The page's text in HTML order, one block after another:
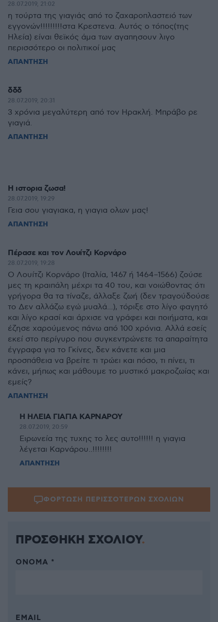
28.07.2019, 21:02
η τούρτα της γιαγιάς από το ζαχαροπλαστειό των
εγγονών!!!!!!!!!στα Κρεστενα. Αυτός ο τόπος(της
Ηλεία) είναι θεϊκός άμα των αγαπησουν λιγο
περισσότερο οι πολιτικοί μας
ΑΠΑΝΤΗΣΗ
δδδ
28.07.2019, 20:31
3 χρόνια μεγαλύτερη από τον Ηρακλή. Μπράβο ρε
γιαγιά.
ΑΠΑΝΤΗΣΗ
Η ιστορια ζωσα!
28.07.2019, 19:29
Γεια σου γιαγιακα, η γιαγια ολων μας!
ΑΠΑΝΤΗΣΗ
Πέρασε και τον Λουίτζι Κορνάρο
28.07.2019, 19:28
Ο Λουίτζι Κορνάρο (Ιταλία, 1467 ή 1464–1566) ζούσε
μες τη κραιπάλη μέχρι τα 40 του, και νοιώθοντας ότι
γρήγορα θα τα τίναζε, άλλαξε ζωή (δεν τραγούδούσε
το Δεν αλλάζω εγώ μυαλά...), τόριξε στο λίγο φαγητό
και λίγο κρασί και άρχισε να γράφει και ποιήματα, και
έζησε χαρούμενος πάνω από 100 χρόνια. Αλλά εσείς
εκεί στο περίγυρο που συγκεντρώνετε τα απαραίτητα
έγγραφα για το Γκίνες, δεν κάνετε και μια
προσπάθεια να βρείτε τι τρώει και πόσο, τι πίνει, τι
κάνει, μήπως και μάθουμε το μυστικό μακροζωίας και
εμείς?
ΑΠΑΝΤΗΣΗ
Η ΗΛΕΙΑ ΓΙΑΓΙΑ ΚΑΡΝΑΡΟΥ
28.07.2019, 20:59
Ειρωνεία της τυχης το λες αυτο!!!!!! η γιαγια
λέγεται Καρνάρου..!!!!!!!!
ΑΠΑΝΤΗΣΗ
ΦΟΡΤΩΣΗ ΠΕΡΙΣΣΟΤΕΡΩΝ ΣΧΟΛΙΩΝ
ΠΡΟΣΘΗΚΗ ΣΧΟΛΙΟΥ
ΌΝΟΜΑ *
EMAIL